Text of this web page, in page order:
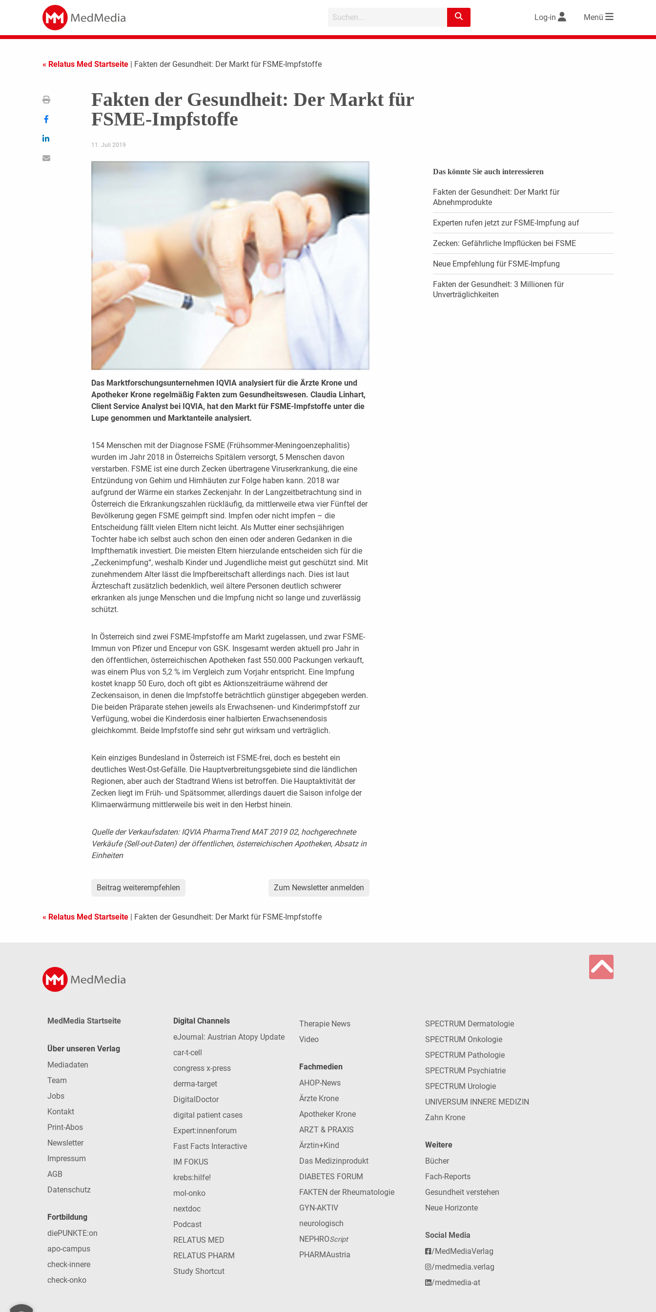
Log-in Menü
« Relatus Med Startseite | Fakten der Gesundheit: Der Markt für FSME-Impfstoffe
Fakten der Gesundheit: Der Markt für
FSME-Impfstoffe
11. Juli 2019
Das Marktforschungsunternehmen IQVIA analysiert für die Ärzte Krone und
Apotheker Krone regelmäßig Fakten zum Gesundheitswesen. Claudia Linhart,
Client Service Analyst bei IQVIA, hat den Markt für FSME-Impfstoffe unter die
Lupe genommen und Marktanteile analysiert.
154 Menschen mit der Diagnose FSME (Frühsommer-Meningoenzephalitis)
wurden im Jahr 2018 in Österreichs Spitälern versorgt, 5 Menschen davon
verstarben. FSME ist eine durch Zecken übertragene Viruserkrankung, die eine
Entzündung von Gehirn und Hirnhäuten zur Folge haben kann. 2018 war
aufgrund der Wärme ein starkes Zeckenjahr. In der Langzeitbetrachtung sind in
Österreich die Erkrankungszahlen rückläufig, da mittlerweile etwa vier Fünftel der
Bevölkerung gegen FSME geimpft sind. Impfen oder nicht impfen – die
Entscheidung fällt vielen Eltern nicht leicht. Als Mutter einer sechsjährigen
Tochter habe ich selbst auch schon den einen oder anderen Gedanken in die
Impfthematik investiert. Die meisten Eltern hierzulande entscheiden sich für die
„Zeckenimpfung“, weshalb Kinder und Jugendliche meist gut geschützt sind. Mit
zunehmendem Alter lässt die Impfbereitschaft allerdings nach. Dies ist laut
Ärzteschaft zusätzlich bedenklich, weil ältere Personen deutlich schwerer
erkranken als junge Menschen und die Impfung nicht so lange und zuverlässig
schützt.
In Österreich sind zwei FSME-Impfstoffe am Markt zugelassen, und zwar FSME-
Immun von Pfizer und Encepur von GSK. Insgesamt werden aktuell pro Jahr in
den öffentlichen, österreichischen Apotheken fast 550.000 Packungen verkauft,
was einem Plus von 5,2 % im Vergleich zum Vorjahr entspricht. Eine Impfung
kostet knapp 50 Euro, doch oft gibt es Aktionszeiträume während der
Zeckensaison, in denen die Impfstoffe beträchtlich günstiger abgegeben werden.
Die beiden Präparate stehen jeweils als Erwachsenen- und Kinderimpfstoff zur
Verfügung, wobei die Kinderdosis einer halbierten Erwachsenendosis
gleichkommt. Beide Impfstoffe sind sehr gut wirksam und verträglich.
Kein einziges Bundesland in Österreich ist FSME-frei, doch es besteht ein
deutliches West-Ost-Gefälle. Die Hauptverbreitungsgebiete sind die ländlichen
Regionen, aber auch der Stadtrand Wiens ist betroffen. Die Hauptaktivität der
Zecken liegt im Früh- und Spätsommer, allerdings dauert die Saison infolge der
Klimaerwärmung mittlerweile bis weit in den Herbst hinein.
Quelle der Verkaufsdaten: IQVIA PharmaTrend MAT 2019 02, hochgerechnete
Verkäufe (Sell-out-Daten) der öffentlichen, österreichischen Apotheken, Absatz in
Einheiten
Beitrag weiterempfehlen Zum Newsletter anmelden
Das könnte Sie auch interessieren
Fakten der Gesundheit: Der Markt für
Abnehmprodukte
Experten rufen jetzt zur FSME-Impfung auf
Zecken: Gefährliche Impflücken bei FSME
Neue Empfehlung für FSME-Impfung
Fakten der Gesundheit: 3 Millionen für
Unverträglichkeiten
« Relatus Med Startseite | Fakten der Gesundheit: Der Markt für FSME-Impfstoffe
MedMedia Startseite
Über unseren Verlag
Mediadaten
Team
Jobs
Kontakt
Print-Abos
Newsletter
Impressum
AGB
Datenschutz
Fortbildung
diePUNKTE:on
apo-campus
check-innere
check-onko
Digital Channels
eJournal: Austrian Atopy Update
car-t-cell
congress x-press
derma-target
DigitalDoctor
digital patient cases
Expert:innenforum
Fast Facts Interactive
IM FOKUS
krebs:hilfe!
mol-onko
nextdoc
Podcast
RELATUS MED
RELATUS PHARM
Study Shortcut
Therapie News
Video
Fachmedien
AHOP-News
Ärzte Krone
Apotheker Krone
ARZT & PRAXIS
Ärztin+Kind
Das Medizinprodukt
DIABETES FORUM
FAKTEN der Rheumatologie
GYN-AKTIV
neurologisch
NEPHROScript
PHARMAustria
SPECTRUM Dermatologie
SPECTRUM Onkologie
SPECTRUM Pathologie
SPECTRUM Psychiatrie
SPECTRUM Urologie
UNIVERSUM INNERE MEDIZIN
Zahn Krone
Weitere
Bücher
Fach-Reports
Gesundheit verstehen
Neue Horizonte
Social Media
/MedMediaVerlag
/medmedia.verlag
/medmedia-at